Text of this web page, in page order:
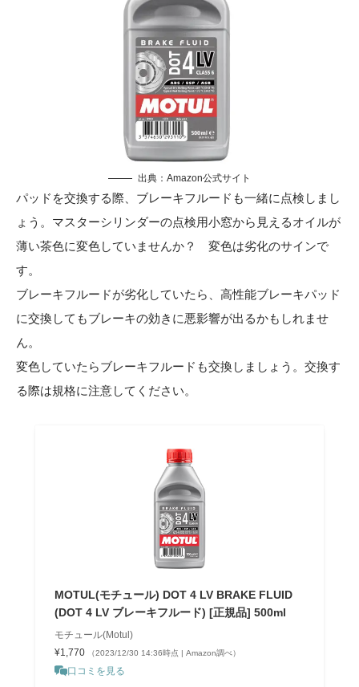
出典： Amazon公式サイト
パッドを交換する際、ブレーキフルードも一緒に点検しまし
ょう。マスターシリンダーの点検用小窓から見えるオイルが
薄い茶色に変色していませんか？ 変色は劣化のサインで
す。
ブレーキフルードが劣化していたら、高性能ブレーキパッド
に交換してもブレーキの効きに悪影響が出るかもしれませ
ん。
変色していたらブレーキフルードも交換しましょう。交換す
る際は規格に注意してください。
MOTUL(モチュール) DOT 4 LV BRAKE FLUID
(DOT 4 LV ブレーキフルード) [正規品] 500ml
モチュール(Motul)
¥1,770
（2023/12/30 14:36時点 | Amazon調べ）
口コミを見る